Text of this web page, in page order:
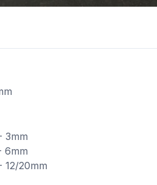
3mm
6mm
12/20mm